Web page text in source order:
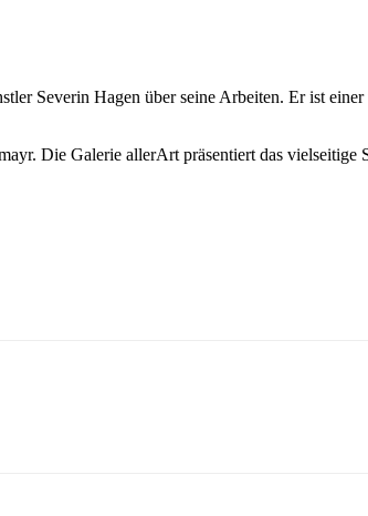
Severin Hagen über seine Arbeiten. Er ist
Die Galerie allerArt präsentiert das